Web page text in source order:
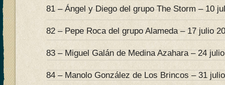
81 – Ángel y Diego del grupo The Storm – 10
82 – Pepe Roca del grupo Alameda – 17 julio
83 – Miguel Galán de Medina Azahara – 24
84 – Manolo González de Los Brincos – 31